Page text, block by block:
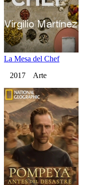
La Mesa del Chef
2017 Arte